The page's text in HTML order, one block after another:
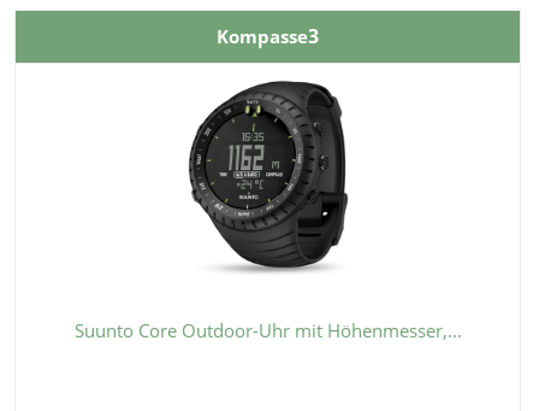
Kompasse3
Suunto Core Outdoor-Uhr mit Höhenmesser,...